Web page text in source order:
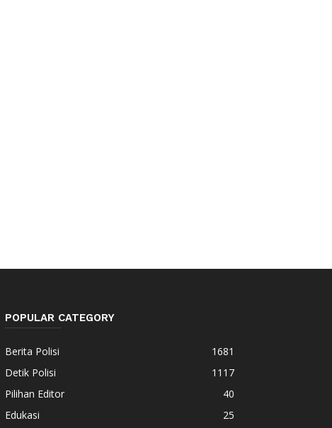
POPULAR CATEGORY
Berita Polisi
1681
Detik Polisi
1117
Pilihan Editor
40
Edukasi
25